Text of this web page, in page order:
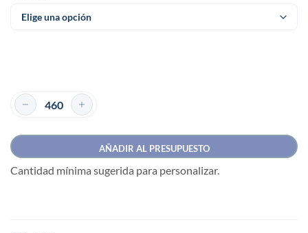
AÑADIR AL PRESUPUESTO
Cantidad mínima sugerida para personalizar.